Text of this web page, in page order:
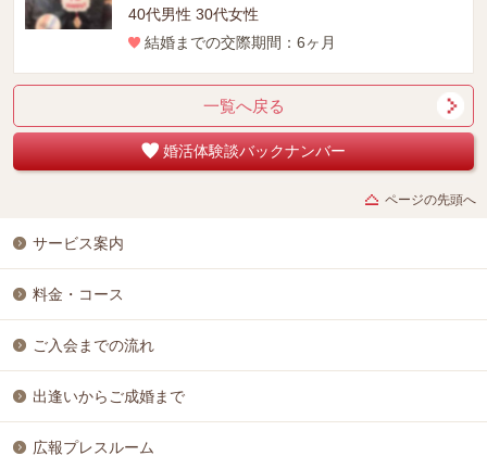
40代男性 30代女性
結婚までの交際期間：6ヶ月
一覧へ戻る
婚活体験談バックナンバー
ページの先頭へ
サービス案内
料金・コース
ご入会までの流れ
出逢いからご成婚まで
広報プレスルーム